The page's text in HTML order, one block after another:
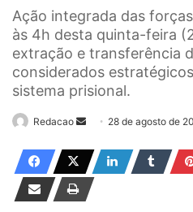
Ação integrada das
às 4h desta quinta-feira
extração e transferência
considerados
sistema prisional.
Redacao
n
d
e
28 de agosto de